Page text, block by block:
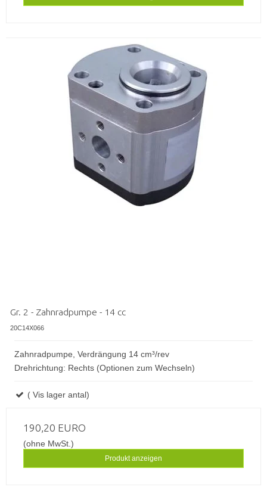
Gr. 2 - Zahnradpumpe - 14 cc
20C14X066
Zahnradpumpe, Verdrängung 14 cm³/rev
Drehrichtung: Rechts (Optionen zum Wechseln)
( Vis lager antal)
190,20 EURO
(ohne MwSt.)
Produkt anzeigen